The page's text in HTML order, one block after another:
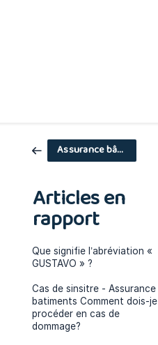
Assurance bâtiments
Articles en
rapport
Que signifie l’abréviation «
GUSTAVO » ?
Cas de sinsitre - Assurance
batiments Comment dois-je
procéder en cas de
dommage?